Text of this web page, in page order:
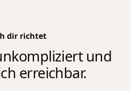
dir richtet
und
erreichbar.